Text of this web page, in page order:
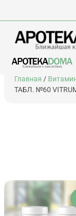
Перейти
содержимому
Главная /
ТАБЛ. №60